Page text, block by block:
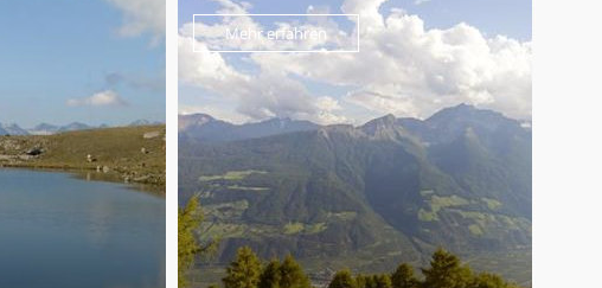
Mehr erfahren